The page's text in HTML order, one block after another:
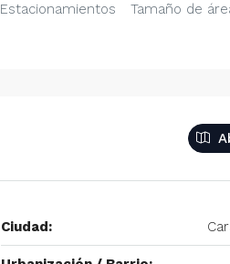
Estacionamientos
Tamaño de
Ciudad: